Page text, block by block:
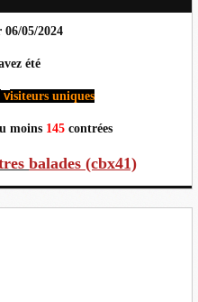
06/05/2024
été
visiteurs uniques
moins 145 contrées
balades (cbx41)